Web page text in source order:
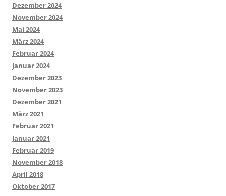
Dezember 2024
November 2024
Mai 2024
März 2024
Februar 2024
Januar 2024
Dezember 2023
November 2023
Dezember 2021
März 2021
Februar 2021
Januar 2021
Februar 2019
November 2018
April 2018
Oktober 2017